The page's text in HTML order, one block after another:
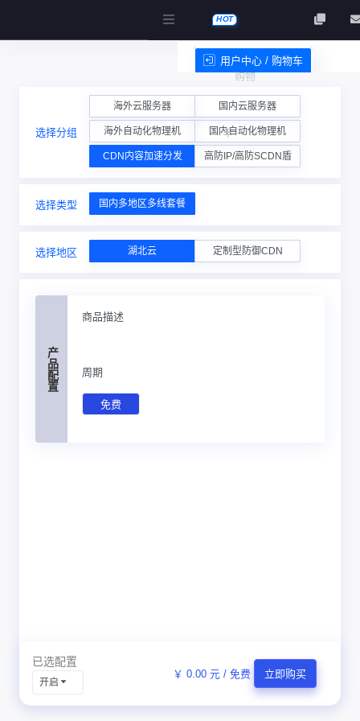
HOT
购物
车
用户中心 / 购物车
服务条款
选择分组
海外云服务器 国内云服务器
海外自动化物理机 国内自动化物理机
CDN内容加速分发 高防IP/高防SCDN盾
选择类型 国内多地区多线套餐
选择地区 湖北云 定制型防御CDN
产品配置
商品描述
周期
免费
已选配置
开启
￥ 0.00 元 / 免费 立即购买